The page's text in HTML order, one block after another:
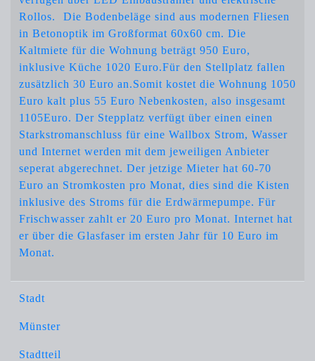
Rollos. Die Bodenbeläge sind aus modernen Fliesen
in Betonoptik im Großformat 60x60 cm. Die
Kaltmiete für die Wohnung beträgt 950 Euro,
inklusive Küche 1020 Euro.Für den Stellplatz fallen
zusätzlich 30 Euro an.Somit kostet die Wohnung 1050
Euro kalt plus 55 Euro Nebenkosten, also insgesamt
1105Euro. Der Stepplatz verfügt über einen einen
Starkstromanschluss für eine Wallbox Strom, Wasser
und Internet werden mit dem jeweiligen Anbieter
seperat abgerechnet. Der jetzige Mieter hat 60-70
Euro an Stromkosten pro Monat, dies sind die Kisten
inklusive des Stroms für die Erdwärmepumpe. Für
Frischwasser zahlt er 20 Euro pro Monat. Internet hat
er über die Glasfaser im ersten Jahr für 10 Euro im
Monat.
Stadt
Münster
Stadtteil